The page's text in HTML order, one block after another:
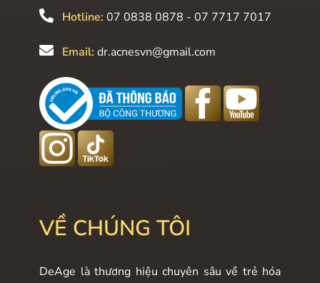
Hotline: 07 0838 0878 - 07 7717 7017
Email: dr.acnesvn@gmail.com
VỀ CHÚNG TÔI
DeAge là thương hiệu chuyên sâu về trẻ hóa